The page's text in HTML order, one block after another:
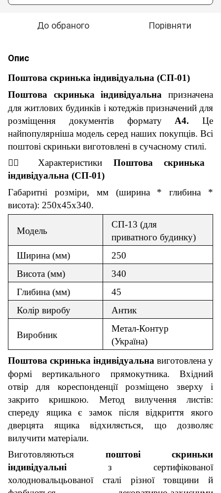
До обраного Порівняти
Опис
Поштова скринька індивідуальна (СП-01)
Поштова скринька індивідуальна призначена
для житлових будинків і котеджів призначений для
розміщення документів форматуА4. Це
найпопулярніша модель серед наших покупців. Всі
поштові скриньки виготовлені в сучасному стилі.
👇🏼
Характеристики Поштова скринька
індивідуальна (СП-01)
Габаритні розміри, мм (ширина * глибина *
висота): 250х45х340.
Модель
СП-13 (для
приватного будинку)
Ширина (мм)
250
Висота (мм)
340
Глибина (мм)
45
Колір виробу
Антик
Виробник
Метал-Контур
(Україна)
Поштова скринька індивідуальна виготовлена у
формі вертикального прямокутника. Вхідний
отвір для кореспонденції розміщено зверху і
закрито кришкою. Метод вилучення листів:
спереду ящика є замок після відкриття якого
дверцята ящика відхиляється, що дозволяє
вилучити матеріали.
Виготовляються поштові скриньки
індивідуальні з сертифікованої
холодновальцьованої сталі різної товщини й